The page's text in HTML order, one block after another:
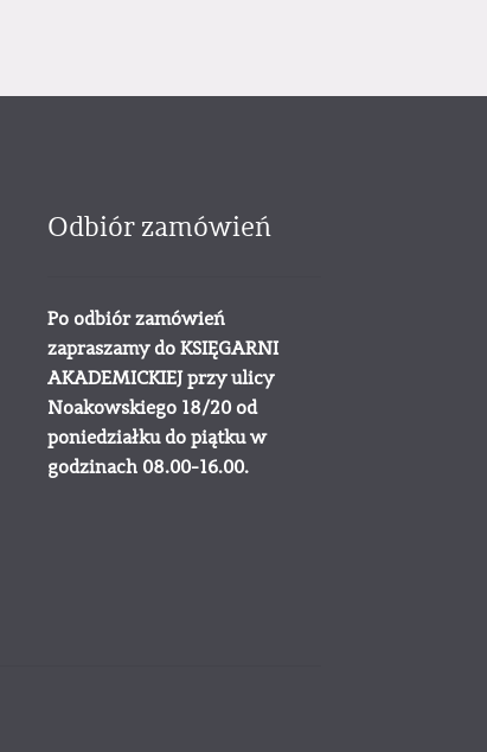
Odbiór zamówień
Po odbiór zamówień
zapraszamy do KSIĘGARNI
AKADEMICKIEJ przy ulicy
Noakowskiego 18/20 od
poniedziałku do piątku w
godzinach 08.00-16.00.